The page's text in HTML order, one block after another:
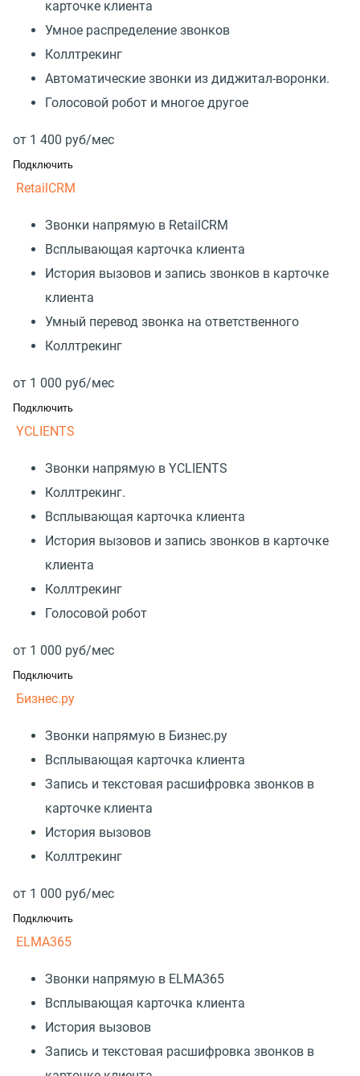
карточке клиента
Умное распределение звонков
Коллтрекинг
Автоматические звонки из диджитал-воронки.
Голосовой робот и многое другое
от 1 400 руб/мес
Подключить
RetailCRM
Звонки напрямую в RetailCRM
Всплывающая карточка клиента
История вызовов и запись звонков в карточке
клиента
Умный перевод звонка на ответственного
Коллтрекинг
от 1 000 руб/мес
Подключить
YCLIENTS
Звонки напрямую в YCLIENTS
Коллтрекинг.
Всплывающая карточка клиента
История вызовов и запись звонков в карточке
клиента
Коллтрекинг
Голосовой робот
от 1 000 руб/мес
Подключить
Бизнес.ру
Звонки напрямую в Бизнес.ру
Всплывающая карточка клиента
Запись и текстовая расшифровка звонков в
карточке клиента
История вызовов
Коллтрекинг
от 1 000 руб/мес
Подключить
ELMA365
Звонки напрямую в ELMA365
Всплывающая карточка клиента
История вызовов
Запись и текстовая расшифровка звонков в